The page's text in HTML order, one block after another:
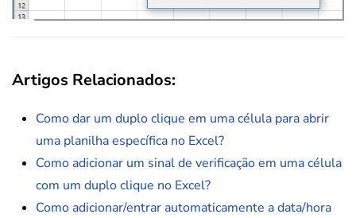
Artigos Relacionados:
Como dar um duplo clique em uma célula para abrir
uma planilha específica no Excel?
Como adicionar um sinal de verificação em uma célula
com um duplo clique no Excel?
Como adicionar/entrar automaticamente a data/hora